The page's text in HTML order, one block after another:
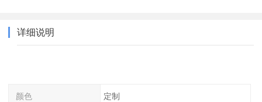
详细说明
颜色 定制